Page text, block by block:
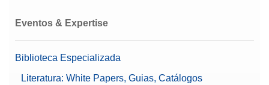
Eventos & Expertise
Biblioteca Especializada
Literatura: White Papers, Guias, Catálogos